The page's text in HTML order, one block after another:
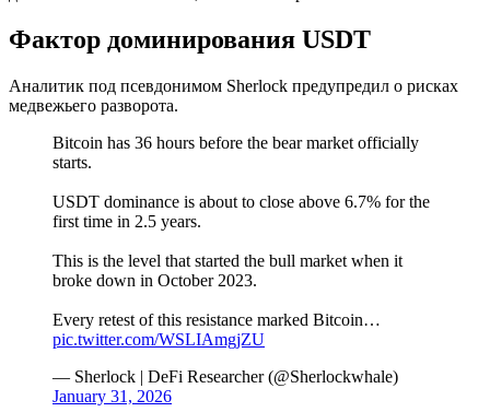
Фактор доминирования USDT
Аналитик под псевдонимом Sherlock предупредил о рисках
медвежьего разворота.
Bitcoin has 36 hours before the bear market officially
starts.
USDT dominance is about to close above 6.7% for the
first time in 2.5 years.
This is the level that started the bull market when it
broke down in October 2023.
Every retest of this resistance marked Bitcoin…
pic.twitter.com/WSLIAmgjZU
— Sherlock | DeFi Researcher (@Sherlockwhale)
January 31, 2026